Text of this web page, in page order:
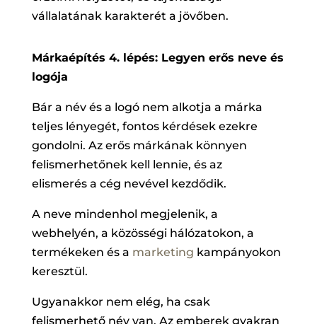
vállalatának karakterét a jövőben.
Márkaépítés 4. lépés: Legyen erős neve és
logója
Bár a név és a logó nem alkotja a márka
teljes lényegét, fontos kérdések ezekre
gondolni. Az erős márkának könnyen
felismerhetőnek kell lennie, és az
elismerés a cég nevével kezdődik.
A neve mindenhol megjelenik, a
webhelyén, a közösségi hálózatokon, a
termékeken és a marketing kampányokon
keresztül.
Ugyanakkor nem elég, ha csak
felismerhető név van. Az emberek gyakran